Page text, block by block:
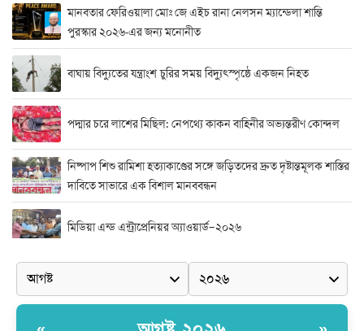
মানবতার ফেরিওয়ালা মোঃ জে এইচ রানা নেলসন ম্যান্ডেলা শান্তি
পুরস্কার ২০২৬-এর জন্য মনোনীত
বাঘায় বিদ্যুতের যন্ত্রাংশ চুরির সময় বিদ্যুৎস্পৃষ্ঠে একজন নিহত
পদ্মার চরে লাশের মিছিল: নেপথ্যে কাকন বাহিনীর অভ্যন্তরীণ কোন্দল
নিষ্পাপ শিশু রামিশা হত্যাকাণ্ডের সঙ্গে জড়িতদের দ্রুত দৃষ্টান্তমূলক শাস্তির
দাবিতে সাভারে এক বিশাল মানববন্ধন
মিডিয়া এন্ড এন্ট্রাপ্রেনিয়র অ্যাওয়ার্ড–২০২৬
র‍্যাবের বিশেষ অভিযান: বিদেশি পিস্তল, গুলি, মাদক ও নগদ অর্থ উদ্ধার,
দুর্নীতি ও অনিয়মের অভিযোগে অভিযুক্ত সাব-রেজিস্ট্রার মো. জাকির